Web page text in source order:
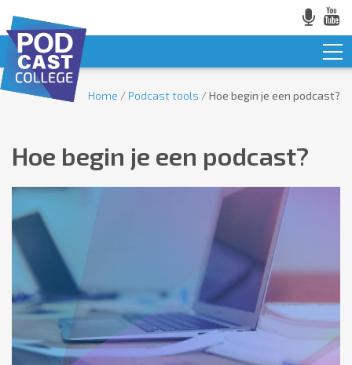
Home / Podcast tools /Hoe begin je een podcast?
Hoe begin je een podcast?